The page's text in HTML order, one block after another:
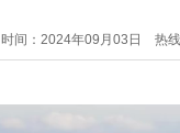
时间：2024年09月03日 热